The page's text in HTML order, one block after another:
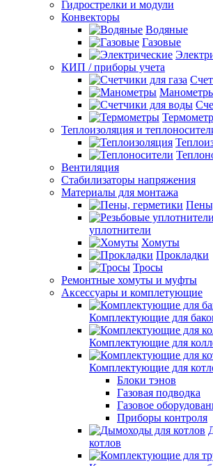
Гидрострелки и модули
Конвекторы
Водяные
Газовые
КИП / приборы учета
Теплоизоляция и
Вентиляция
Стабилизаторы напряжения
Материалы для монтажа
уплотнители
Хомуты
Прокладки
Тросы
Ремонтные хомуты и муфты
Аксессуары и комплетующие
Комплектующие для
Комплектующие для
Комплектующие для
Блоки тэнов
Газовая подводка
Газовое
Приборы контроля
котлов